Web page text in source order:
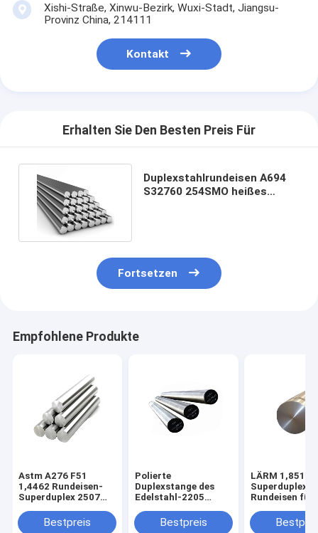
Xishi-Straße, Xinwu-Bezirk, Wuxi-Stadt, Jiangsu-
Provinz China, 214111
Kontakt
Erhalten Sie Den Besten Preis Für
Duplexstahlrundeisen A694
S32760 254SMO heißes
Fortsetzen
Empfohlene Produkte
Astm A276 F51
1,4462 Rundeisen-
Superduplex 2507
Bestpreis
Polierte
Duplexstange des
Edelstahl-2205
RundeisenBestpreis
LÄRM 1,8519
Superduplex
Rundeisen für